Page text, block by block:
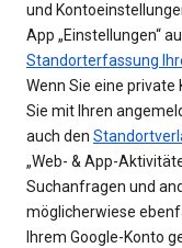
und
App „Einstellungen“
Standorterfassung
Wenn Sie eine
Sie mit Ihren
auch den
„Web- & App-
Suchanfragen und
möglicherwiese
Ihrem Google-Konto